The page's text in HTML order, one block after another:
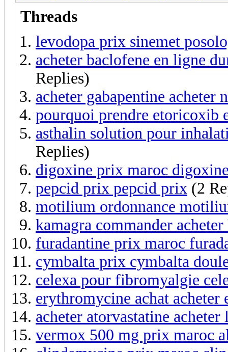
Threads
levodopa prix sinemet
acheter baclofene en ligne
Replies)
acheter gabapentine acheter
pourquoi prendre etoricoxib
asthalin solution pour
Replies)
digoxine prix maroc
pepcid prix pepcid prix (2
motilium ordonnance
kamagra commander
furadantine prix maroc
cymbalta prix cymbalta
celexa pour fibromyalgie
erythromycine achat acheter
acheter atorvastatine
vermox 500 mg prix maroc